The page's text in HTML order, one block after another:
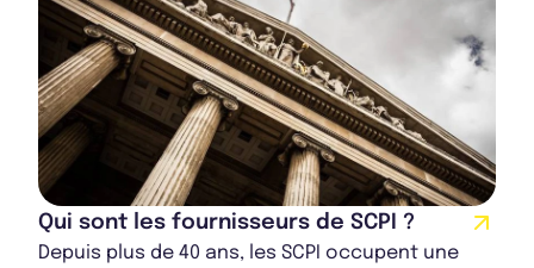
Qui sont les fournisseurs de SCPI ?
Depuis plus de 40 ans, les SCPI occupent une